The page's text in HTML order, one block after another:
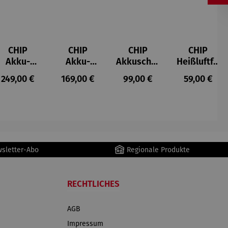
CHIP
Akku-
Staubsau
ger
Regulärer Preis:
249,00 €
CHIP
Akku-
Staubsau
ger DS02
Regulärer Preis:
169,00 €
CHIP
Akkuschra
uber
Regulärer Preis:
99,00 €
CHIP
Heißluftfri
tteuse
Regulärer
59,00 €
Abo Regionale Produkte
RECHTLICHES
AGB
Impressum